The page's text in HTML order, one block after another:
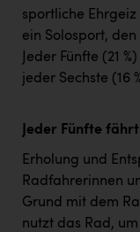
sportliche
ein Solosport,
Jeder Fünfte (21
jeder Sechste (16
Jeder Fünfte
Erholung und
Radfahrerinnen
Grund mit dem
nutzt das Rad,